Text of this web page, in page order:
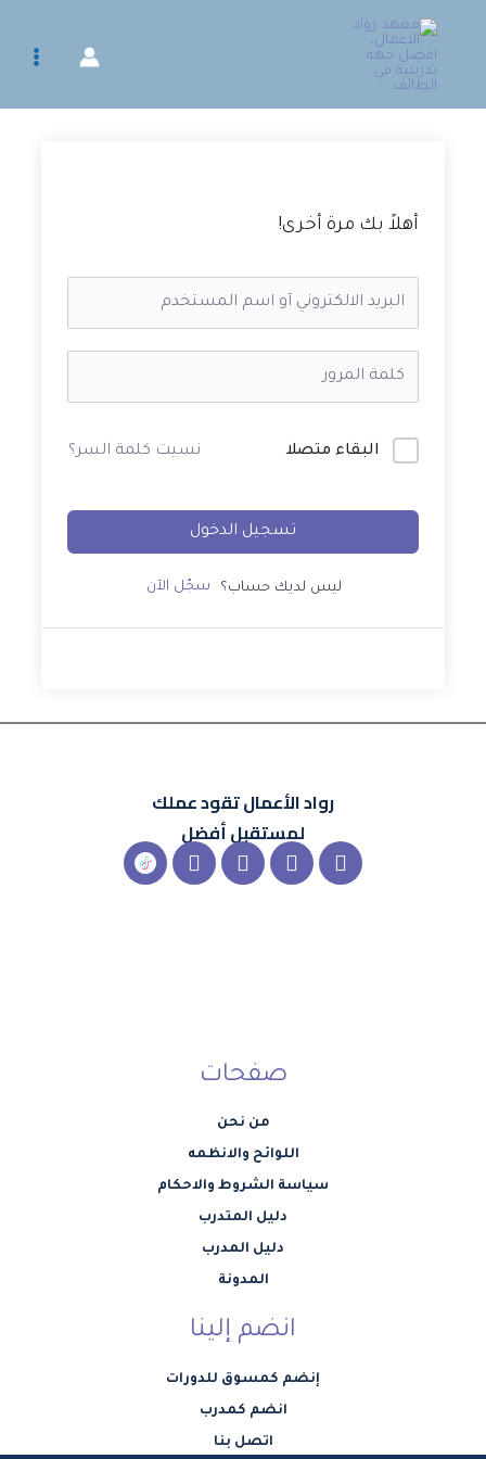
المحتوى
أهلاً بك مرة أخرى!
البقاء متصلا نسيت كلمة السر؟
تسجيل الدخول
ليس لديك حساب؟ سجّل الآن
رواد الأعمالتقود عملك
لمستقبل أفضل
Instagram
X-
Linkedin
Snapchat
شعار
صفحات
من نحن
اللوائح والانظمه
سياسة الشروط والاحكام
دليل المتدرب
دليل المدرب
المدونة
انضم إلينا
إنضم كمسوق للدورات
انضم كمدرب
اتصل بنا